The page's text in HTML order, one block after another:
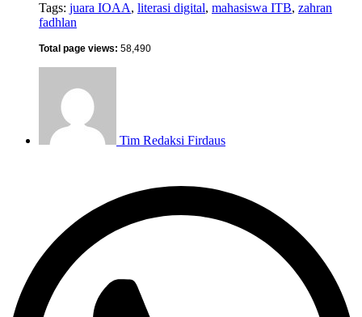
Tags: juara IOAA, literasi digital, mahasiswa ITB, zahran
fadhlan
Total page views: 58,490
Tim Redaksi Firdaus